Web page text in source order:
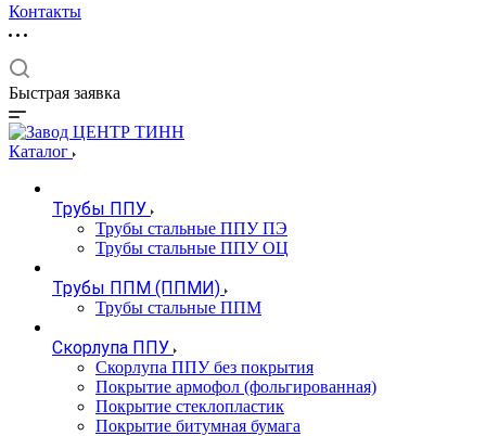
Контакты
Быстрая заявка
Каталог
Трубы ППУ
Трубы стальные ППУ ПЭ
Трубы стальные ППУ ОЦ
Трубы ППМ (ППМИ)
Трубы стальные ППМ
Скорлупа ППУ
Скорлупа ППУ без покрытия
Покрытие армофол (фольгированная)
Покрытие стеклопластик
Покрытие битумная бумага